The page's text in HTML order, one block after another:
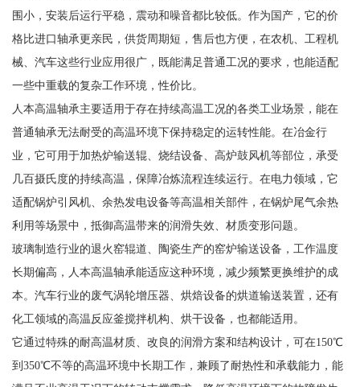
围小，安装后运行平稳，震动和噪音都比较低。作为国产，它的价
格比进口轴承更亲民，供货周期短，售后也方便，在农机、工程机
械、汽车这些行业应用很广，既能满足普通工况的要求，也能适配
一些中重载的复杂工作环境，性价比。
人本高温轴承主要适用于存在持续高温工况的各类工业场景，能在
普通轴承无法耐受的高温环境下保持稳定的运转性能。在冶金行
业，它可用于加热炉输送辊、烧结设备、高炉鼓风机等部位，承受
几百摄氏度的持续高温，保障冶炼流程连续运行。在电力领域，它
适配锅炉引风机、余热发电设备等高温相关部件，在锅炉尾气余热
利用等场景中，抵御高温带来的润滑失效、材质变形问题。
玻璃制造行业的退火窑辊道、陶瓷生产的窑炉输送设备，工作温度
长期偏高，人本高温轴承能适应这种环境，减少频繁更换维护的成
本。汽车行业的废气涡轮增压器、烘焙设备的烘道输送装置，还有
化工领域的高温反应釜搅拌机构、烘干设备，也都能适用。
它通过特殊的耐高温材质、改良的润滑方案和结构设计，可在150℃
到350℃不等的高温环境中长期工作，兼顾了耐热性和承载能力，能